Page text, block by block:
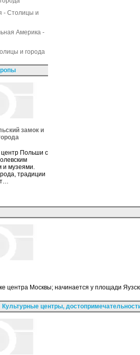
- Столицы и
Америка -
и города
замок и
центр Польши с
и музеями.
традиции
центра Москвы; начинается у площади
Культурные центры,